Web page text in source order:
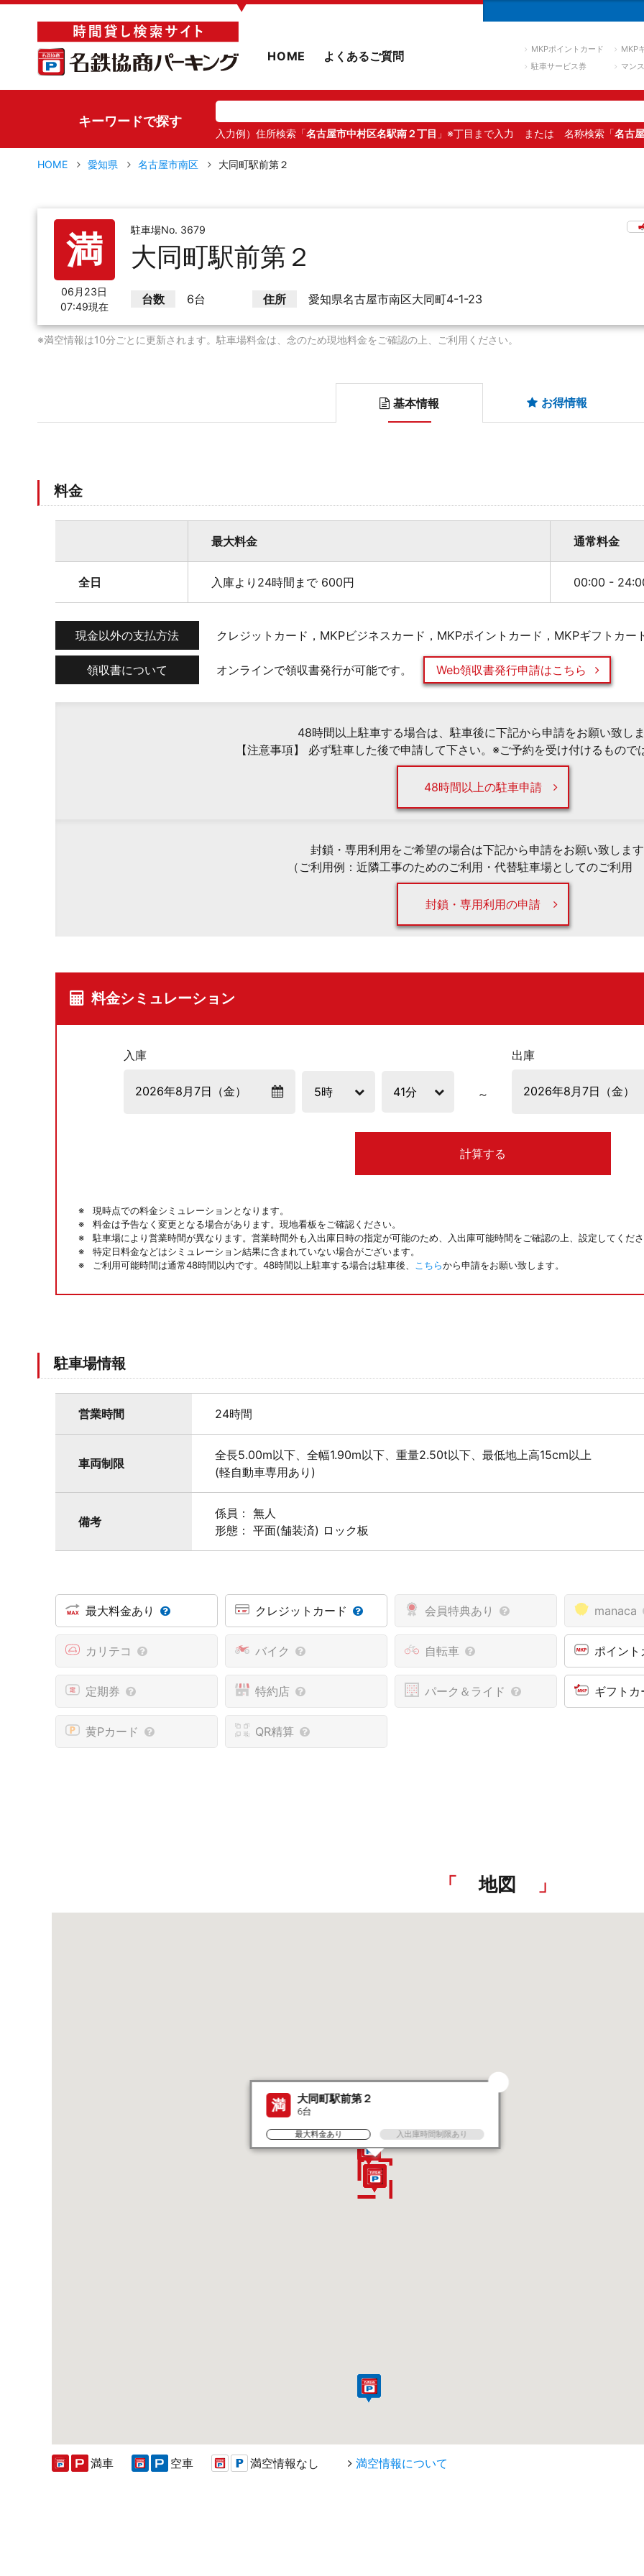
▼
HOME よくあるご質問 MKPポイントカード
MKP
駐車サービス券
マン
キーワードで探す
入力例）住所検索「名古屋市中村区名駅南２丁目 」※丁目まで入力 または 名称検索「名古
HOME 愛知県 名古屋市南区 大同町駅前第２
満
06月23日
07:49現在
駐車場No. 3679
大同町駅前第２
台数 6台 住所 愛知県名古屋市南区大同町4-1-23
※満空情報は10分ごとに更新されます。駐車場料金は、念のため現地料金をご確認の上、ご利用ください。
基本情報 お得情報
料金
最大料金 通常料金
全日 入庫より24時間まで 600円 00:00 -
現金以外の支払方法 クレジットカード，MKPビジネスカード，MKPポイントカード，MKPギフトカー
領収書について オンラインで領収書発行が可能です。 Web領収書発行申請はこちら
48時間以上駐車する場合は、駐車後に下記から申請をお願い致し
【注意事項】 必ず駐車した後で申請して下さい。※ご予約を受け付けるもので
48時間以上の駐車申請
封鎖・専用利用をご希望の場合は下記から申請をお願い致しま
（ご利用例：近隣工事のためのご利用・代替駐車場としてのご利用
封鎖・専用利用の申請
料金シミュレーション
入庫 出庫
計算する
現時点での料金シミュレーションとなります。
料金は予告なく変更となる場合があります。現地看板をご確認ください。
駐車場により営業時間が異なります。営業時間外も入出庫日時の指定が可能のため、入出庫可能時間をご確認の上、設定してくだ
特定日料金などはシミュレーション結果に含まれていない場合がございます。
ご利用可能時間は通常48時間以内です。48時間以上駐車する場合は駐車後、
こちらから申請をお願い致します。
駐車場情報
営業時間 24時間
車両制限
全長5.00m以下、全幅1.90m以下、重量2.50t以下、最低地上高15cm以上
(軽自動車専用あり)
備考
係員： 無人
形態： 平面(舗装済) ロック板
最大料金あり クレジットカード 会員特典あり manaca
カリテコ バイク 自転車 ポイン
定期券 特約店 パーク＆ライド ギフト
黄Pカード QR精算
地図
満 大同町駅前第２
6台
最大料金あり 入出庫時間制限あり
満車 空車 満空情報なし 満空情報について